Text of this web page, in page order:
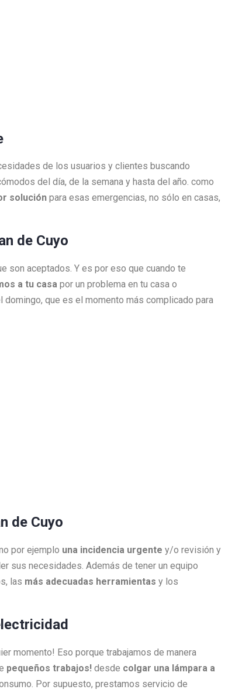
de los usuarios y clientes buscando
del día, de la semana y hasta del año. como
solución para esas emergencias, no sólo en casas,
de Cuyo
son aceptados. Y es por eso que cuando te
a tu casa por un problema en tu casa o
que es el momento más complicado para
de Cuyo
por ejemplo una incidencia urgente y/o revisión y
sus necesidades. Además de tener un equipo
las más adecuadas herramientas y los
momento! Eso porque trabajamos de manera
pequeños trabajos! desde colgar una lámpara a
Por supuesto, prestamos servicio de